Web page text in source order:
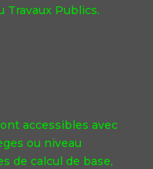
Travaux Publics.
accessibles avec
ou niveau
de calcul de base,